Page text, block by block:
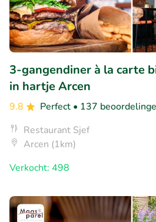
3-gangendiner à la carte
in hartje Arcen
9.8 Perfect • 137
Restaurant Sjef
Arcen (1km)
Verkocht: 498